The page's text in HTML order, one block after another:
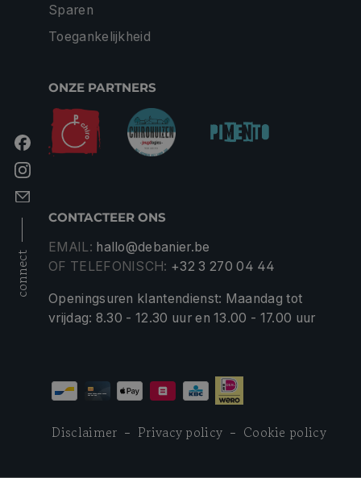
connect
Sparen
Toegankelijkheid
ONZE PARTNERS
CONTACTEER ONS
EMAIL: hallo@debanier.be
OF TELEFONISCH: +32 3 270 04 44
Openingsuren klantendienst: Maandag tot
vrijdag: 8.30 - 12.30 uur en 13.00 - 17.00 uur
Disclaimer Privacy policy Cookie policy